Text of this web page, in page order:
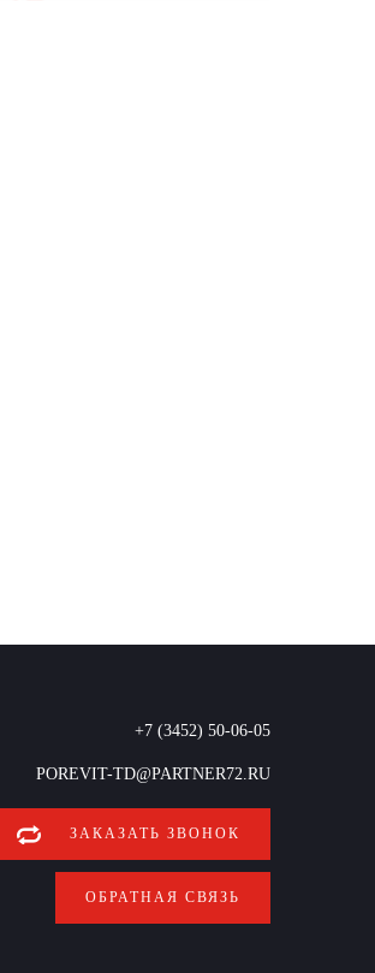
+7 (3452) 50-06-05
POREVIT-TD@PARTNER72.RU
ЗАКАЗАТЬ ЗВОНОК
ОБРАТНАЯ СВЯЗЬ